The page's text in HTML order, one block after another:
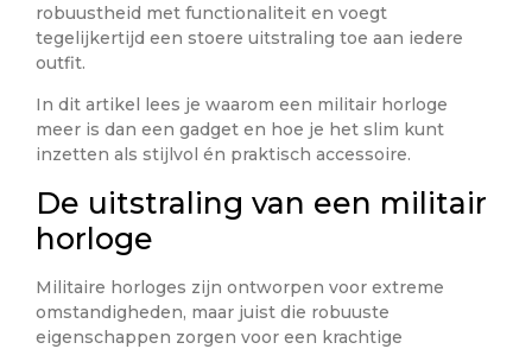
robuustheid met functionaliteit en voegt
tegelijkertijd een stoere uitstraling toe aan iedere
outfit.
In dit artikel lees je waarom een militair horloge
meer is dan een gadget en hoe je het slim kunt
inzetten als stijlvol én praktisch accessoire.
De uitstraling van een militair
horloge
Militaire horloges zijn ontworpen voor extreme
omstandigheden, maar juist die robuuste
eigenschappen zorgen voor een krachtige